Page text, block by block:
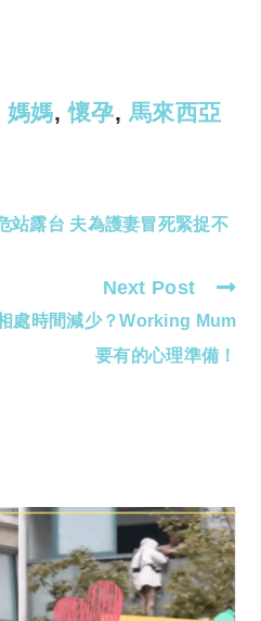
k
p
媽媽, 懷孕, 馬來西亞
站露台 夫為護妻冒死緊捉不
Next Post
處時間減少？Working Mum
要有的心理準備！